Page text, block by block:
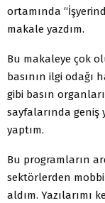
ortamında
makale yazdım.
Bu makaleye çok
basının ilgi odağı
gibi basın
sayfalarında geniş
yaptım.
Bu programların
sektörlerden
aldım. Yazılarımı